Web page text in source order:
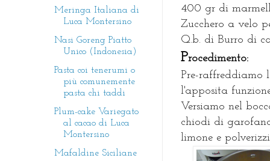
400 gr di
Zucchero a velo
Q.b. di Burro di
Procedimento:
Pre-raffreddiamo
l'apposita
Versiamo nel
chiodi di
limone e
Meringa Italiana di
Luca Montersino
Nasi Goreng Piatto
Unico (Indonesia)
Pasta coi tenerumi o
più comunemente
pasta chi taddi
Plum-cake Variegato
al cacao di Luca
Montersino
Mafaldine Siciliane